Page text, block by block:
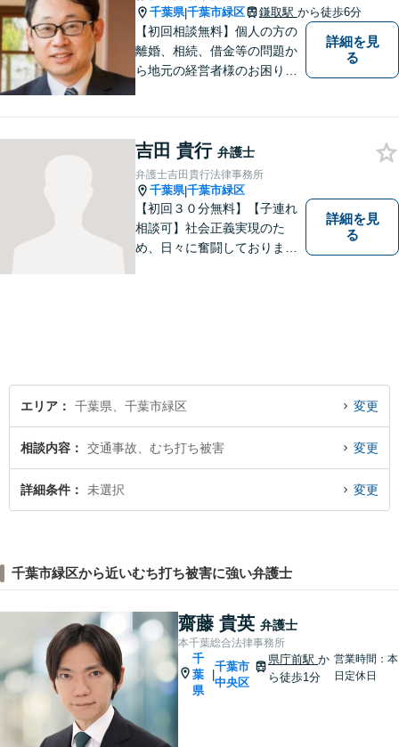
千葉県|千葉市緑区 鎌取駅 から徒歩6分
【初回相談無料】個人の方の
離婚、相続、借金等の問題か
ら地元の経営者様のお困りご
詳細を見
る
吉田 貴行 弁護士
弁護士吉田貴行法律事務所
千葉県|千葉市緑区
【初回３０分無料】【子連れ
相談可】社会正義実現のた
め、日々に奮闘しておりま
詳細を見
る
エリア 千葉県、千葉市緑区 変更
相談内容 交通事故、むち打ち被害 変更
詳細条件 未選択 変更
千葉市緑区から近いむち打ち被害に強い弁護士
齋藤 貴英 弁護士
本千葉総合法律事務所
千
葉
県
千葉市
中央区
県庁前駅か
ら徒歩1分
営業時間：本
日定休日